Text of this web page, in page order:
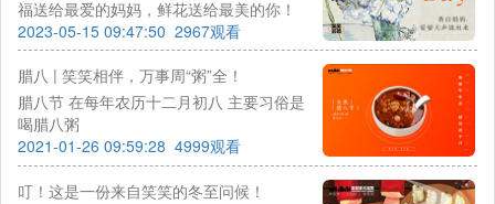
福送给最爱的妈妈，鲜花送给最美的你！
2023-05-15 09:47:50 2967观看
腊八 | 笑笑相伴，万事周“粥”全！
腊八节 在每年农历十二月初八 主要习俗是
喝腊八粥
2021-01-26 09:59:28 4999观看
叮！这是一份来自笑笑的冬至问候！